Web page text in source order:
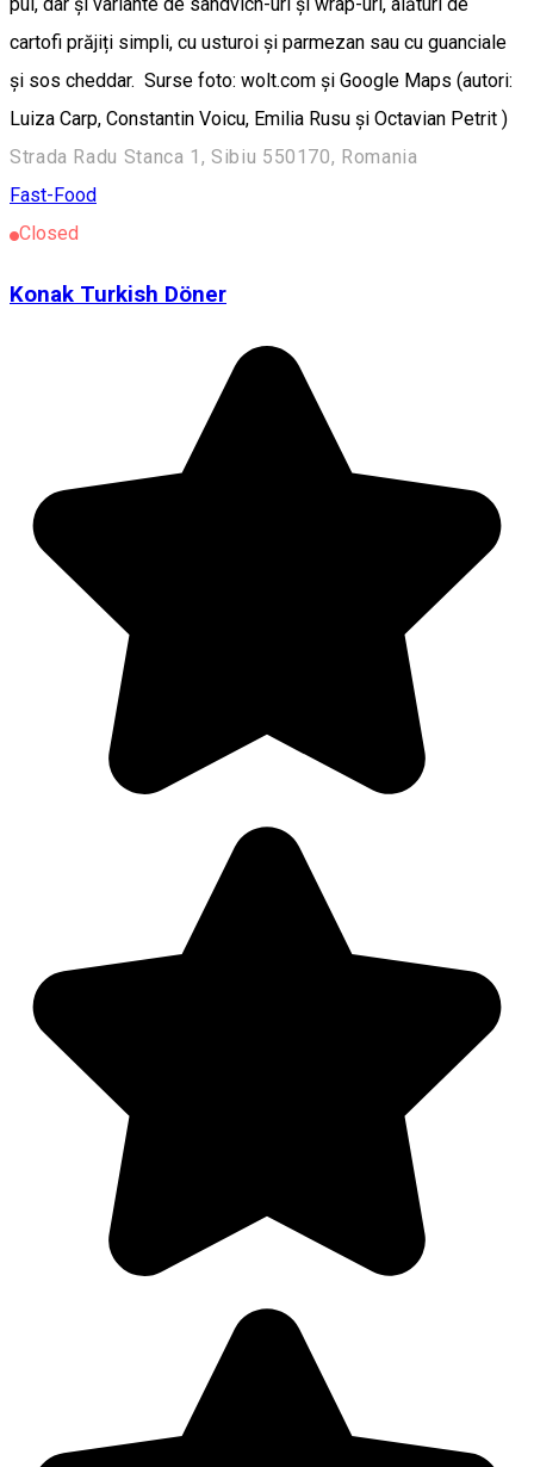
pui, dar și variante de sandvich-uri și wrap-uri, alături de
cartofi prăjiți simpli, cu usturoi și parmezan sau cu guanciale
și sos cheddar. Surse foto: wolt.com și Google Maps (autori:
Luiza Carp, Constantin Voicu, Emilia Rusu și Octavian Petrit )
Strada Radu Stanca 1, Sibiu 550170, Romania
Fast-Food
Closed
Konak Turkish Döner